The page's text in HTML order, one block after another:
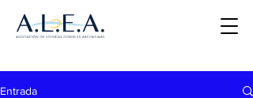
Entrada